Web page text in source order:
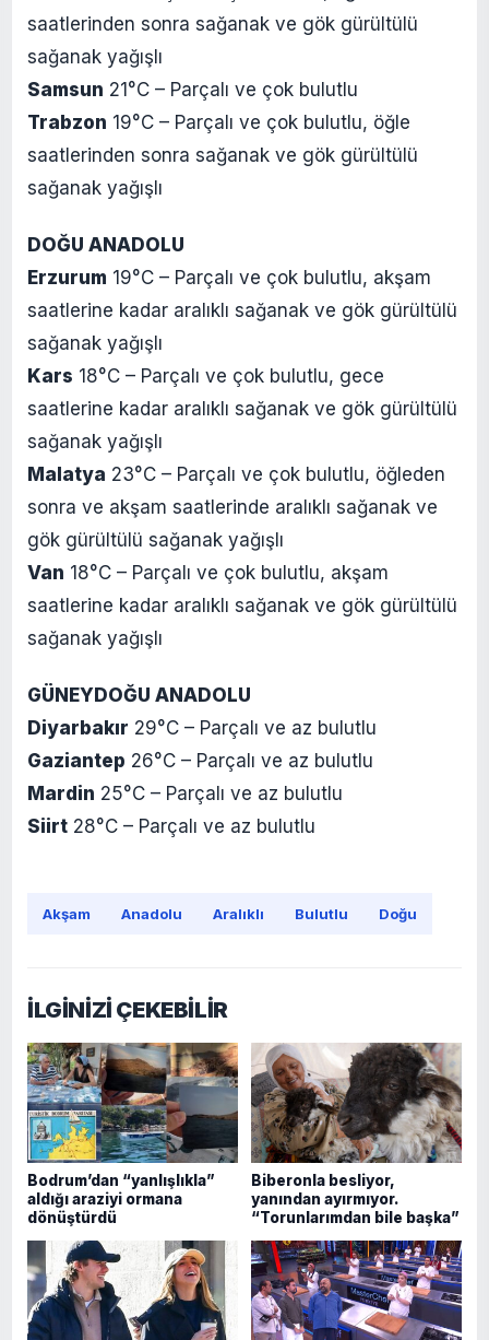
saatlerinden sonra sağanak ve gök gürültülü
sağanak yağışlı
Samsun 21°C – Parçalı ve çok bulutlu
Trabzon 19°C – Parçalı ve çok bulutlu, öğle
saatlerinden sonra sağanak ve gök gürültülü
sağanak yağışlı
DOĞU ANADOLU
Erzurum 19°C – Parçalı ve çok bulutlu, akşam
saatlerine kadar aralıklı sağanak ve gök gürültülü
sağanak yağışlı
Kars 18°C – Parçalı ve çok bulutlu, gece
saatlerine kadar aralıklı sağanak ve gök gürültülü
sağanak yağışlı
Malatya 23°C – Parçalı ve çok bulutlu, öğleden
sonra ve akşam saatlerinde aralıklı sağanak ve
gök gürültülü sağanak yağışlı
Van 18°C – Parçalı ve çok bulutlu, akşam
saatlerine kadar aralıklı sağanak ve gök gürültülü
sağanak yağışlı
GÜNEYDOĞU ANADOLU
Diyarbakır 29°C – Parçalı ve az bulutlu
Gaziantep 26°C – Parçalı ve az bulutlu
Mardin 25°C – Parçalı ve az bulutlu
Siirt 28°C – Parçalı ve az bulutlu
Akşam Anadolu Aralıklı Bulutlu Doğu
İLGİNİZİ ÇEKEBİLİR
Bodrum’dan “yanlışlıkla”
aldığı araziyi ormana
dönüştürdü
Biberonla besliyor,
yanından ayırmıyor.
“Torunlarımdan bile başka”